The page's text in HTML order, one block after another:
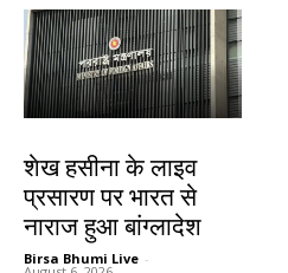
शेख हसीना के लाइव
प्रसारण पर भारत से
नाराज हुआ बांग्लादेश
Birsa Bhumi Live -